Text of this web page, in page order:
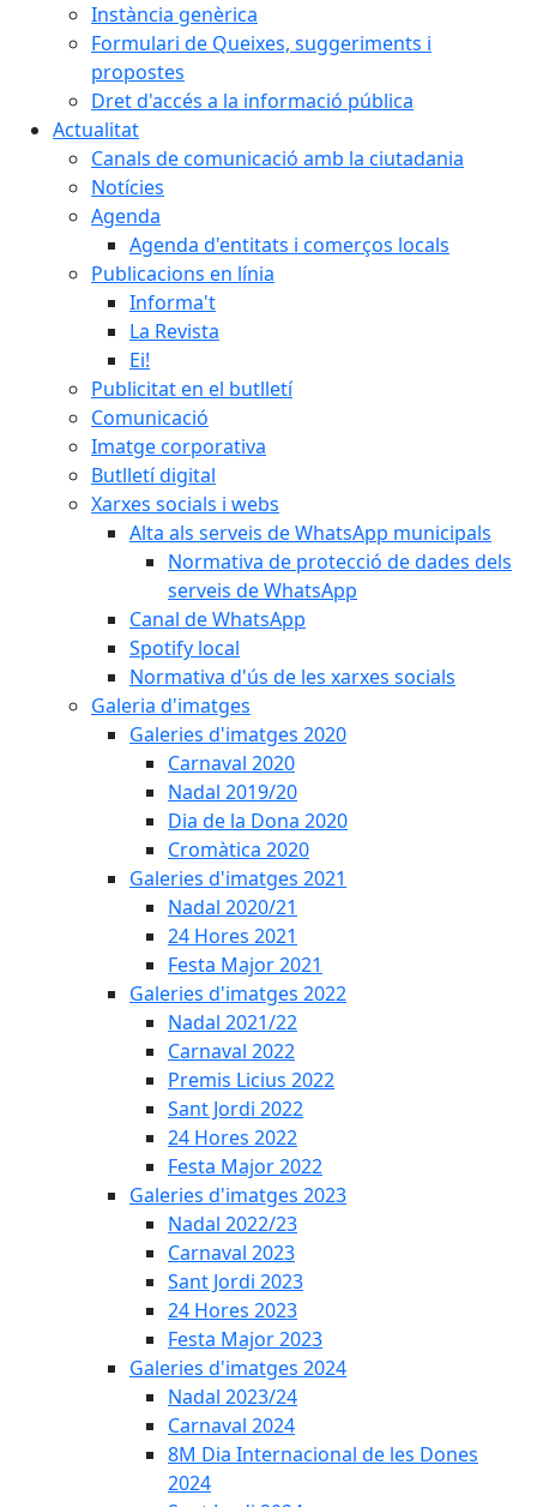
Instància genèrica
Formulari de Queixes, suggeriments i
propostes
Dret d'accés a la informació pública
Actualitat
Canals de comunicació amb la ciutadania
Notícies
Agenda
Agenda d'entitats i comerços locals
Publicacions en línia
Informa't
La Revista
Ei!
Publicitat en el butlletí
Comunicació
Imatge corporativa
Butlletí digital
Xarxes socials i webs
Alta als serveis de WhatsApp municipals
Normativa de protecció de dades dels
serveis de WhatsApp
Canal de WhatsApp
Spotify local
Normativa d'ús de les xarxes socials
Galeria d'imatges
Galeries d'imatges 2020
Carnaval 2020
Nadal 2019/20
Dia de la Dona 2020
Cromàtica 2020
Galeries d'imatges 2021
Nadal 2020/21
24 Hores 2021
Festa Major 2021
Galeries d'imatges 2022
Nadal 2021/22
Carnaval 2022
Premis Licius 2022
Sant Jordi 2022
24 Hores 2022
Festa Major 2022
Galeries d'imatges 2023
Nadal 2022/23
Carnaval 2023
Sant Jordi 2023
24 Hores 2023
Festa Major 2023
Galeries d'imatges 2024
Nadal 2023/24
Carnaval 2024
8M Dia Internacional de les Dones
2024